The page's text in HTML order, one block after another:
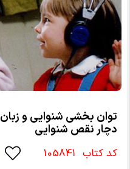
دچار نقص شنوایی
کد کتاب 105841